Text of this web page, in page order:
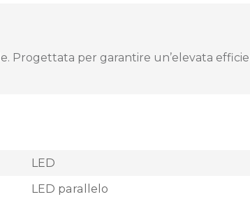
Progettata per garantire un’elevata
LED
LED parallelo